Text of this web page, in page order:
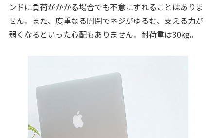
ンドに負荷がかかる場合でも不意にずれることはありま
せん。また、度重なる開閉でネジがゆるむ、支える力が
弱くなるといった心配もありません。耐荷重は30kg。